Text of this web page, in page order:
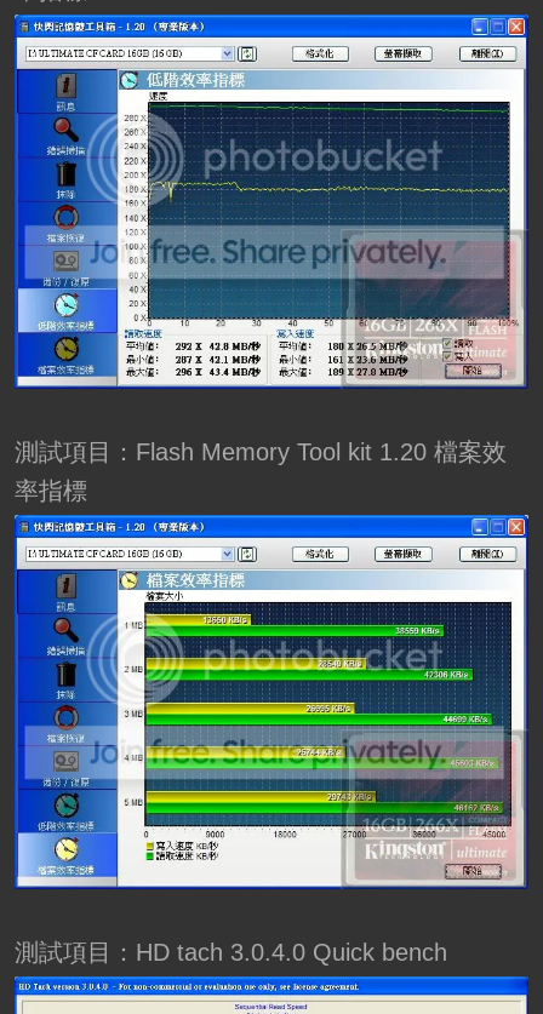
測試項目：Flash Memory Tool kit 1.20 檔案效
率指標
測試項目：HD tach 3.0.4.0 Quick bench